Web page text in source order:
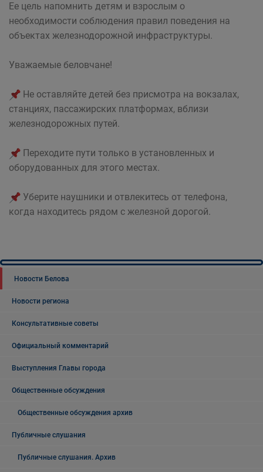
Ее цель напомнить детям и взрослым о
необходимости соблюдения правил поведения на
объектах железнодорожной инфраструктуры.
Уважаемые беловчане!
Не оставляйте детей без присмотра на вокзалах,
станциях, пассажирских платформах, вблизи
железнодорожных путей.
Переходите пути только в установленных и
оборудованных для этого местах.
Уберите наушники и отвлекитесь от телефона,
когда находитесь рядом с железной дорогой.
Новости Белова
Новости региона
Консультативные советы
Официальный комментарий
Выступления Главы города
Общественные обсуждения
Общественные обсуждения архив
Публичные слушания
Публичные слушания. Архив